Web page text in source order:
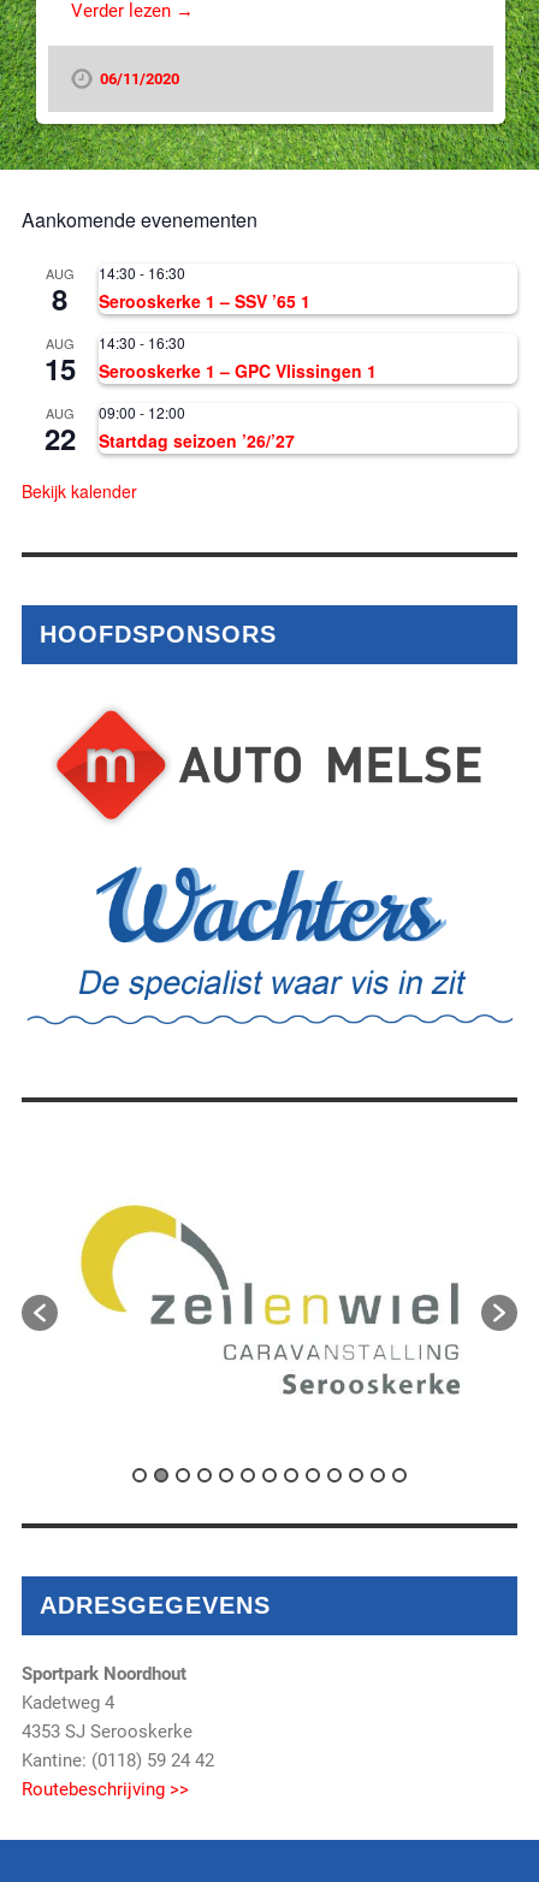
Verder lezen →
06/11/2020
Aankomende evenementen
AUG
8
14:30 - 16:30
Serooskerke 1 – SSV ’65 1
AUG
15
14:30 - 16:30
Serooskerke 1 – GPC Vlissingen 1
AUG
22
09:00 - 12:00
Startdag seizoen ’26/’27
Bekijk kalender
HOOFDSPONSORS
ADRESGEGEVENS
Sportpark Noordhout
Kadetweg 4
4353 SJ Serooskerke
Kantine: (0118) 59 24 42
Routebeschrijving >>